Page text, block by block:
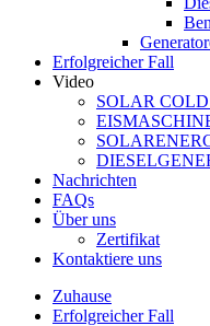
Erfolgreicher Fall
Video
SOLAR
Nachrichten
FAQs
Über uns
Zertifikat
Kontaktiere uns
Zuhause
Erfolgreicher Fall